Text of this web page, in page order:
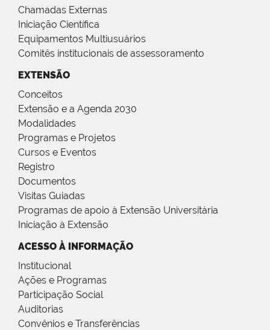
Chamadas Externas
Iniciação Científica
Equipamentos Multiusuários
Comitês institucionais de assessoramento
EXTENSÃO
Conceitos
Extensão e a Agenda 2030
Modalidades
Programas e Projetos
Cursos e Eventos
Registro
Documentos
Visitas Guiadas
Programas de apoio à Extensão Universitária
Iniciação à Extensão
ACESSO À INFORMAÇÃO
Institucional
Ações e Programas
Participação Social
Auditorias
Convênios e Transferências